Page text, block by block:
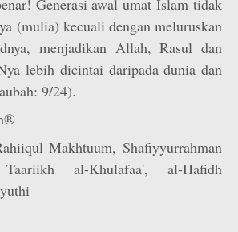
Generasi awal umat Islam tidak
(mulia) kecuali dengan meluruskan
menjadikan Allah, Rasul dan
lebih dicintai daripada dunia dan
9/24).
Makhtuum, Shafiyyurrahman
al-Khulafaa', al-Hafidh